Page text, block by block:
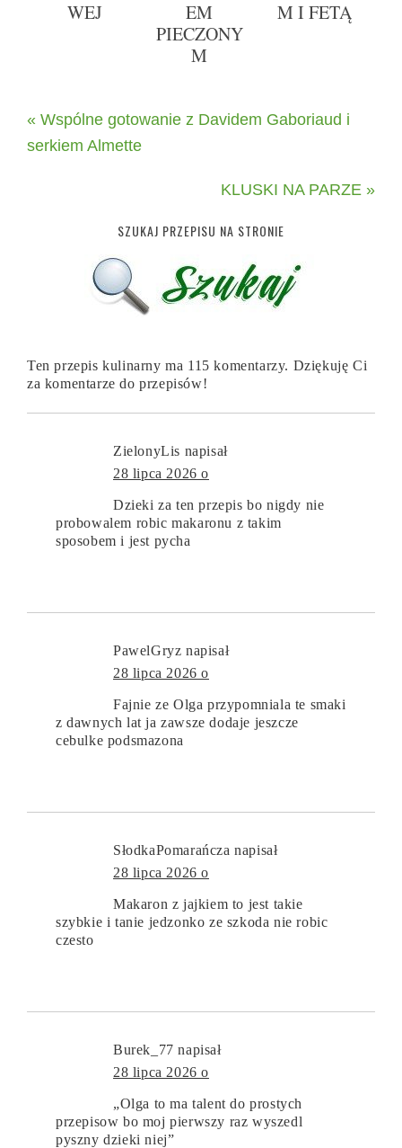
WEJ
EM
PIECZONY
M
M I FETĄ
« Wspólne gotowanie z Davidem Gaboriaud i
serkiem Almette
KLUSKI NA PARZE »
SZUKAJ PRZEPISU NA STRONIE
Ten przepis kulinarny ma 115 komentarzy. Dziękuję Ci
za komentarze do przepisów!
ZielonyLis napisał
28 lipca 2026 o
Dzieki za ten przepis bo nigdy nie
probowalem robic makaronu z takim
sposobem i jest pycha
PawelGryz napisał
28 lipca 2026 o
Fajnie ze Olga przypomniala te smaki
z dawnych lat ja zawsze dodaje jeszcze
cebulke podsmazona
SłodkaPomarańcza napisał
28 lipca 2026 o
Makaron z jajkiem to jest takie
szybkie i tanie jedzonko ze szkoda nie robic
czesto
Burek_77 napisał
28 lipca 2026 o
„Olga to ma talent do prostych
przepisow bo moj pierwszy raz wyszedl
pyszny dzieki niej”